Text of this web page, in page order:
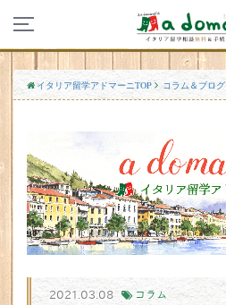
イタリア留学アドマーニTOP コラム＆ブログ
2021.03.08 コラム